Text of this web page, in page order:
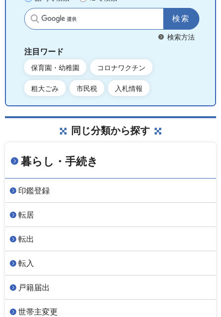
サイト内検索
検索方法
注目ワード
保育園・幼稚園 コロナワクチン
粗大ごみ 市民税 入札情報
同じ分類から探す
暮らし・手続き
印鑑登録
転居
転出
転入
戸籍届出
世帯主変更